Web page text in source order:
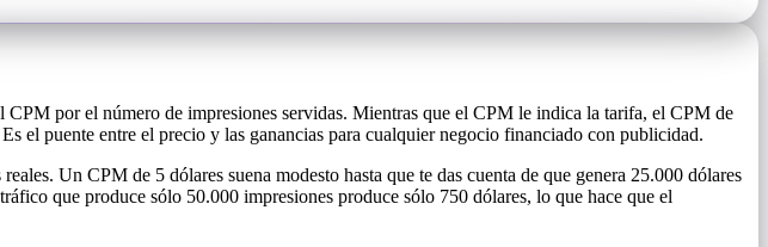
por el número de impresiones servidas. Mientras que el CPM le indica la tarifa, el CPM de
el puente entre el precio y las ganancias para cualquier negocio financiado con publicidad.
Un CPM de 5 dólares suena modesto hasta que te das cuenta de que genera 25.000 dólares
que produce sólo 50.000 impresiones produce sólo 750 dólares, lo que hace que el